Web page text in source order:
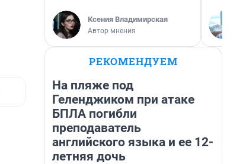
Ксения Владимирская
Автор мнения
РЕКОМЕНДУЕМ
На пляже под
Геленджиком при атаке
БПЛА погибли
преподаватель
английского языка и ее 12-
летняя дочь